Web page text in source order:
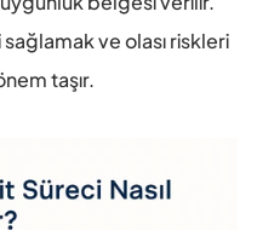
ve olası riskleri
taşır.